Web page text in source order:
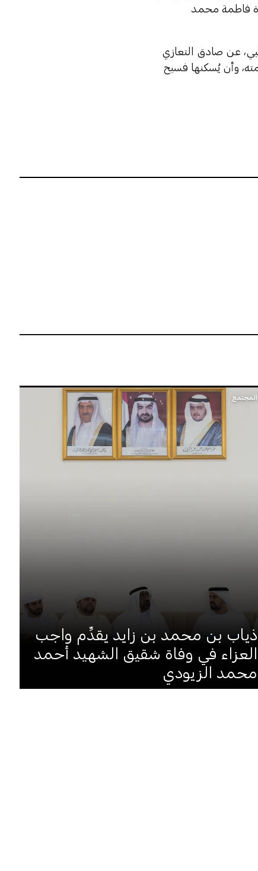
فاطمة محمد
عن صادق التعازي
وأن يُسكنها فسيح
المجتمع
ذياب بن محمد بن زايد يقدِّم واجب
العزاء في وفاة شقيق الشهيد أحمد
محمد الزيودي